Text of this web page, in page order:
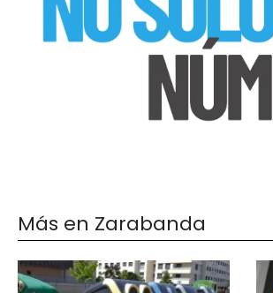
Más en Zarabanda